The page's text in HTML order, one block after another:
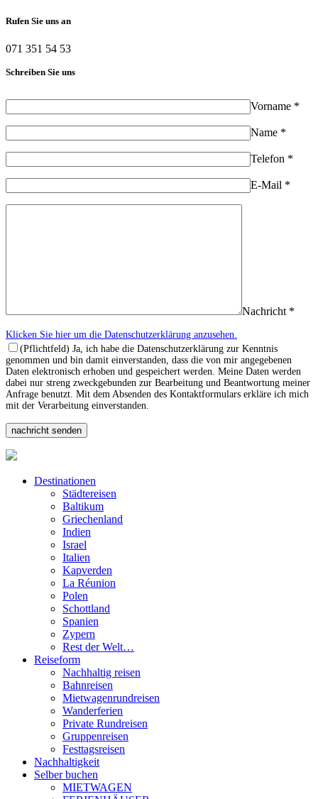
Rufen Sie uns an
071 351 54 53
Schreiben Sie uns
Vorname *
Name *
Telefon *
E-Mail *
Nachricht *
Klicken Sie hier um die Datenschutzerklärung anzusehen.
(Pflichtfeld) Ja, ich habe die Datenschutzerklärung zur Kenntnis
genommen und bin damit einverstanden, dass die von mir angegebenen
Daten elektronisch erhoben und gespeichert werden. Meine Daten werden
dabei nur streng zweckgebunden zur Bearbeitung und Beantwortung meiner
Anfrage benutzt. Mit dem Absenden des Kontaktformulars erkläre ich mich
mit der Verarbeitung einverstanden.
Destinationen
Städtereisen
Baltikum
Griechenland
Indien
Israel
Italien
Kapverden
La Réunion
Polen
Schottland
Spanien
Zypern
Rest der Welt…
Reiseform
Nachhaltig reisen
Bahnreisen
Mietwagenrundreisen
Wanderferien
Private Rundreisen
Gruppenreisen
Festtagsreisen
Nachhaltigkeit
Selber buchen
MIETWAGEN